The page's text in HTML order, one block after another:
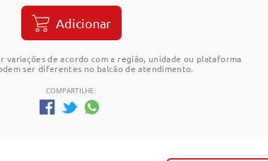
Adicionar
variações de acordo com a região, unidade ou plataforma
ser diferentes no balcão de atendimento.
COMPARTILHE: